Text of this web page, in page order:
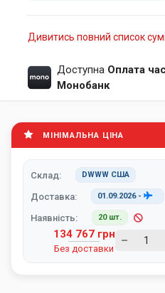
Дивитись повний список
Доступна Оплата
Монобанк
МІНІМАЛЬНА ЦІНА
Склад: DWWW США
Доставка: 01.09.2026-
Наявність: 20 шт.
134 767 грн
Без доставки